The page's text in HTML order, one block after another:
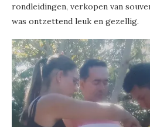
rondleidingen, verkopen van
was ontzettend leuk en gezellig.